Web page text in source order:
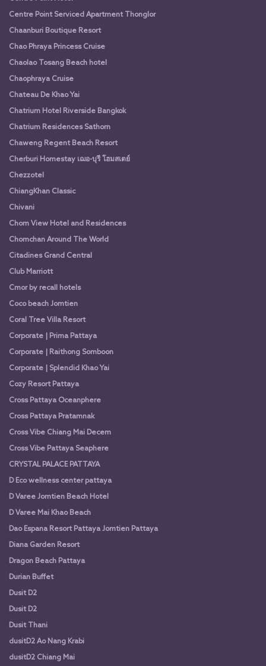
Centre Point Serviced Apartment Thonglor
Chaanburi Boutique Resort
Chao Phraya Princess Cruise
Chaolao Tosang Beach hotel
Chaophraya Cruise
Chateau De Khao Yai
Chatrium Hotel Riverside Bangkok
Chatrium Residences Sathorn
Chaweng Regent Beach Resort
Cherburi Homestay เฌอ-บุรี โฮมสเตย์
Chezzotel
ChiangKhan Classic
Chivani
Chom View Hotel and Residences
Chomchan Around The World
Citadines Grand Central
Club Marriott
Cmor by recall hotels
Coco beach Jomtien
Coral Tree Villa Resort
Corporate | Prima Pattaya
Corporate | Raithong Somboon
Corporate | Splendid Khao Yai
Cozy Resort Pattaya
Cross Pattaya Oceanphere
Cross Pattaya Pratamnak
Cross Vibe Chiang Mai Decem
Cross Vibe Pattaya Seaphere
CRYSTAL PALACE PATTAYA
D Eco wellness center pattaya
D Varee Jomtien Beach Hotel
D Varee Mai Khao Beach
Dao Espana Resort Pattaya Jomtien Pattaya
Diana Garden Resort
Dragon Beach Pattaya
Durian Buffet
Dusit D2
Dusit D2
Dusit Thani
dusitD2 Ao Nang Krabi
dusitD2 Chiang Mai